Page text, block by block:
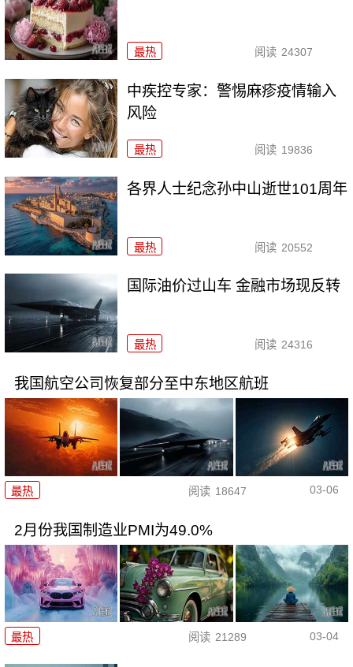
最热 阅读 24307
中疾控专家：警惕麻疹疫情输入
风险
最热 阅读 19836
各界人士纪念孙中山逝世101周年
最热 阅读 20552
国际油价过山车 金融市场现反转
最热 阅读 24316
我国航空公司恢复部分至中东地区航班
最热 阅读 18647 03-06
2月份我国制造业PMI为49.0%
最热 阅读 21289 03-04